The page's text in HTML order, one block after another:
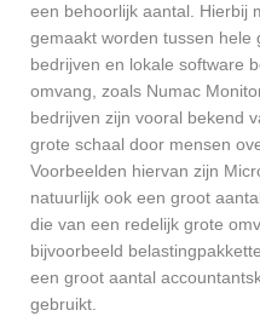
een behoorlijk aantal. Hierbij
gemaakt worden tussen hele
bedrijven en lokale software
omvang, zoals Numac
bedrijven zijn vooral bekend
grote schaal door mensen
Voorbeelden hiervan zijn
natuurlijk ook een groot
die van een redelijk grote
bijvoorbeeld
een groot aantal
gebruikt.